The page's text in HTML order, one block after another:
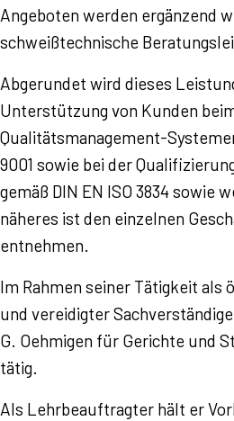
Angeboten werden ergänzend
schweißtechnische
Abgerundet wird dieses
Unterstützung von Kunden
Qualitätsmanagement-
9001 sowie bei der
gemäß DIN EN ISO 3834 sowie
näheres ist den einzelnen
entnehmen.
Im Rahmen seiner Tätigkeit
und vereidigter
G. Oehmigen für Gerichte und
tätig.
Als Lehrbeauftragter hält er